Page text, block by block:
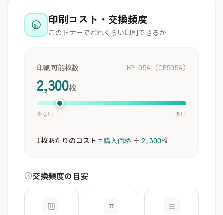
印刷コスト・交換頻度
このトナーでどれくらい印刷できるか
印刷可能枚数
2,300枚
HP 05A (CE505A)
少ない 多い
1枚あたりのコスト =購入価格 ÷ 2,300枚
交換頻度の目安